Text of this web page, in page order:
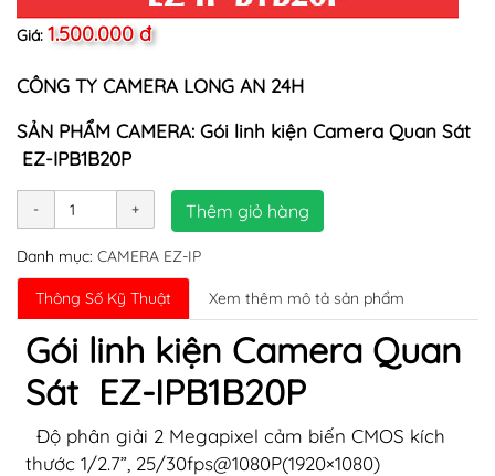
Giá: 1.500.000 đ
CÔNG TY CAMERA LONG AN 24H
SẢN PHẨM CAMERA: Gói linh kiện Camera Quan Sát
EZ-IPB1B20P
Thêm giỏ hàng
Danh mục: CAMERA EZ-IP
Thông Số Kỹ Thuật Xem thêm mô tả sản phẩm
Gói linh kiện Camera Quan
Sát EZ-IPB1B20P
Độ phân giải 2 Megapixel cảm biến CMOS kích
thước 1/2.7”, 25/30fps@1080P(1920×1080)